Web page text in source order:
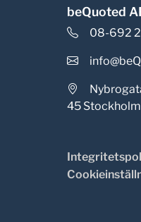
beQuoted
08-692
45 Stockholm